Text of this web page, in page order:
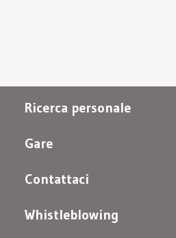
Ricerca personale
Gare
Contattaci
Whistleblowing